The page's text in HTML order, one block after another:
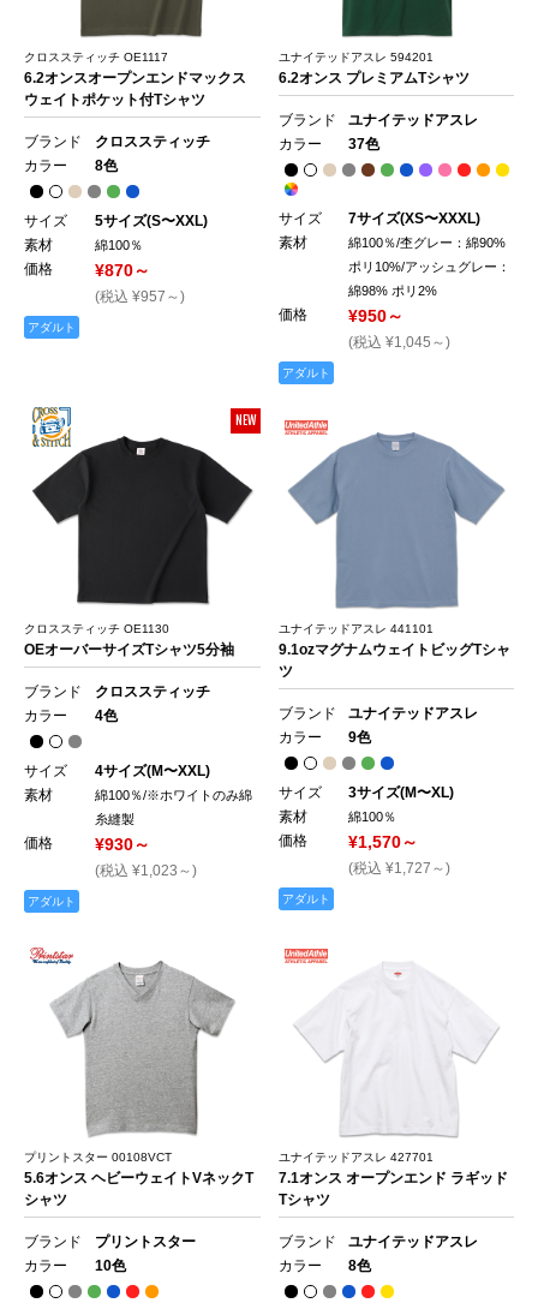
クロススティッチ OE1117
6.2オンスオープンエンドマックス
ウェイトポケット付Tシャツ
ブランド
クロススティッチ
カラー
8色
サイズ
5サイズ(S〜XXL)
素材
綿100％
価格 ¥870～
(税込 ¥957～)
アダルト
ユナイテッドアスレ 594201
6.2オンス プレミアムTシャツ
ブランド
ユナイテッドアスレ
カラー
37色
サイズ
7サイズ(XS〜XXXL)
素材
綿100％/杢グレー：綿90%
ポリ10%/アッシュグレー：
綿98% ポリ2%
価格 ¥950～
(税込 ¥1,045～)
アダルト
NEW
クロススティッチ OE1130
OEオーバーサイズTシャツ5分袖
ブランド
クロススティッチ
カラー
4色
サイズ
4サイズ(M〜XXL)
素材
綿100％/※ホワイトのみ綿
糸縫製
価格 ¥930～
(税込 ¥1,023～)
アダルト
ユナイテッドアスレ 441101
9.1ozマグナムウェイトビッグTシャ
ツ
ブランド
ユナイテッドアスレ
カラー
9色
サイズ
3サイズ(M〜XL)
素材
綿100％
価格 ¥1,570～
(税込 ¥1,727～)
アダルト
プリントスター 00108VCT
5.6オンス ヘビーウェイトVネックT
シャツ
ブランド
プリントスター
カラー
10色
ユナイテッドアスレ 427701
7.1オンス オープンエンド ラギッド
Tシャツ
ブランド
ユナイテッドアスレ
カラー
8色